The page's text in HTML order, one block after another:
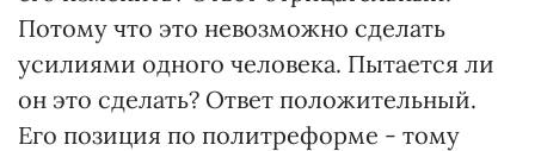
Потому что это невозможно сделать
усилиями одного человека. Пытается ли
он это сделать? Ответ положительный.
Его позиция по политреформе - тому